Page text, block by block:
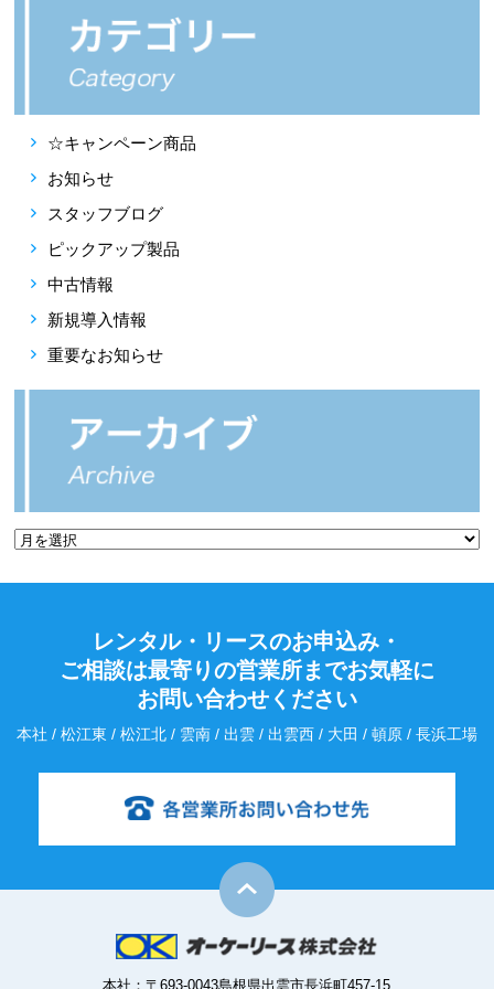
☆キャンペーン商品
お知らせ
スタッフブログ
ピックアップ製品
中古情報
新規導入情報
重要なお知らせ
レンタル・リースのお申込み・
ご相談は最寄りの営業所までお気軽に
お問い合わせください
本社 / 松江東 / 松江北 / 雲南 / 出雲 / 出雲西 / 大田 / 頓原 / 長浜工場
本社：〒693-0043島根県出雲市長浜町457-15